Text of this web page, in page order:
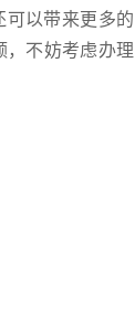
可以带来更多的
，不妨考虑办理